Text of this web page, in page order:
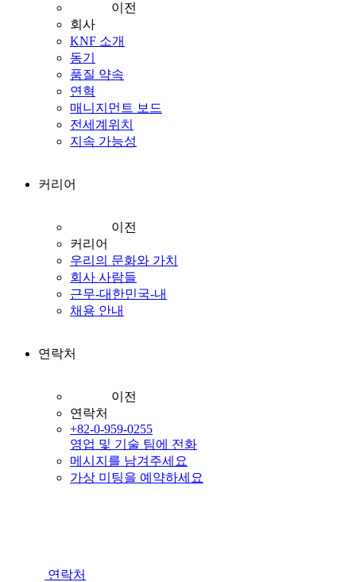
이전
회사
KNF 소개
동기
품질 약속
연혁
매니지먼트 보드
전세계위치
지속 가능성
커리어
이전
커리어
우리의 문화와 가치
회사 사람들
근무-대한민국-내
채용 안내
연락처
이전
연락처
+82-0-959-0255
영업 및 기술 팀에 전화
메시지를 남겨주세요
가상 미팅을 예약하세요
연락처